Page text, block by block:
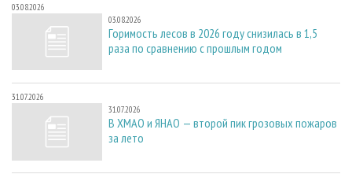
03.08.2026
03.08.2026
Горимость лесов в 2026 году снизилась в 1,5
раза по сравнению с прошлым годом
31.07.2026
31.07.2026
В ХМАО и ЯНАО — второй пик грозовых пожаров
за лето